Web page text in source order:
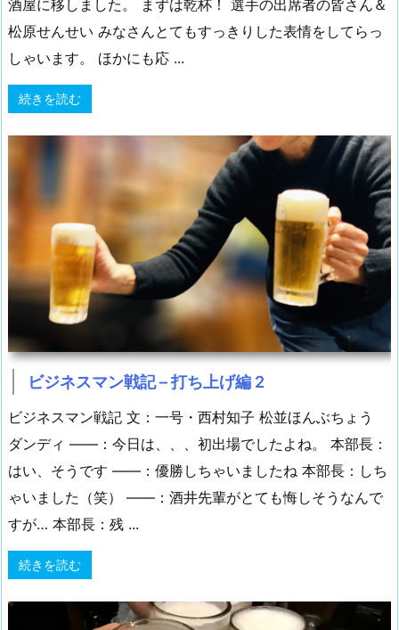
酒屋に移しました。 まずは乾杯！ 選手の出席者の皆さん＆
松原せんせい みなさんとてもすっきりした表情をしてらっ
しゃいます。 ほかにも応 ...
続きを読む
ビジネスマン戦記 – 打ち上げ編 2
ビジネスマン戦記 文：一号・西村知子 松並ほんぶちょう
ダンディ ――：今日は、、、初出場でしたよね。 本部長：
はい、そうです ――：優勝しちゃいましたね 本部長：しち
ゃいました（笑） ――：酒井先輩がとても悔しそうなんで
すが… 本部長：残 ...
続きを読む